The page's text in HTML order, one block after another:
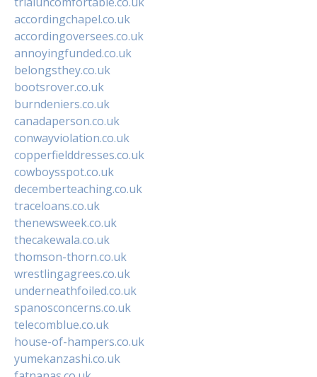
accordingchapel.co.uk
accordingoversees.co.uk
annoyingfunded.co.uk
belongsthey.co.uk
bootsrover.co.uk
burndeniers.co.uk
canadaperson.co.uk
conwayviolation.co.uk
copperfielddresses.co.uk
cowboysspot.co.uk
decemberteaching.co.uk
traceloans.co.uk
thenewsweek.co.uk
thecakewala.co.uk
thomson-thorn.co.uk
wrestlingagrees.co.uk
underneathfoiled.co.uk
spanosconcerns.co.uk
telecomblue.co.uk
house-of-hampers.co.uk
yumekanzashi.co.uk